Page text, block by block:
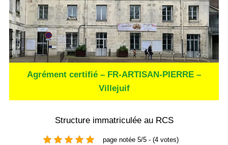
Agrément certifié – FR-ARTISAN-PIERRE –
Villejuif
Structure immatriculée au RCS
page notée 5/5 - (4 votes)